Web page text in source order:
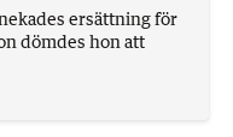
ersättning för
dömdes hon att